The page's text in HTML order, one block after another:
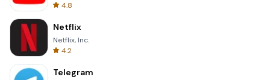
4.8
Netflix
Netflix, Inc.
4.2
Telegram